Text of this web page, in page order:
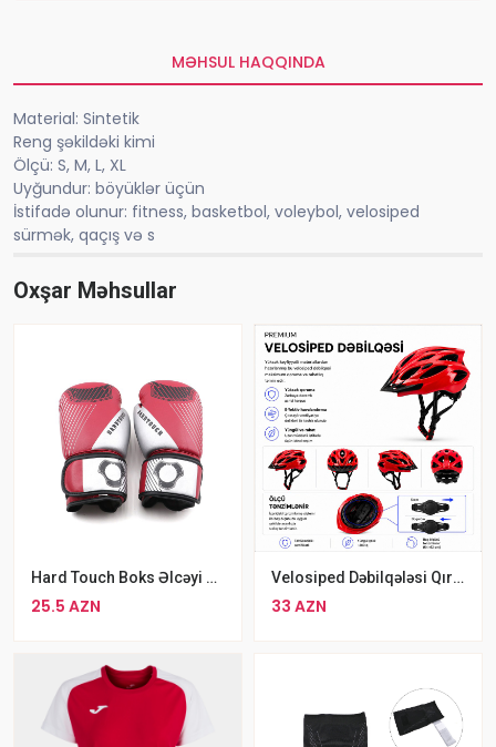
MƏHSUL HAQQINDA
Material: Sintetik
Reng şəkildəki kimi
Ölçü: S, M, L, XL
Uyğundur: böyüklər üçün
İstifadə olunur: fitness, basketbol, ​​voleybol, velosiped
sürmək, qaçış və s
Oxşar Məhsullar
Hard Touch Boks Əlcəyi Qırmızı MMA Əlcəyi
25.5 AZN
Velosiped Dəbilqələsi Qırmızı Rəng
33 AZN